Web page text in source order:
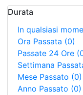
Durata
In qualsiasi
Ora Passata (0)
Passate 24 Ore
Settimana
Mese Passato (0)
Anno Passato (0)